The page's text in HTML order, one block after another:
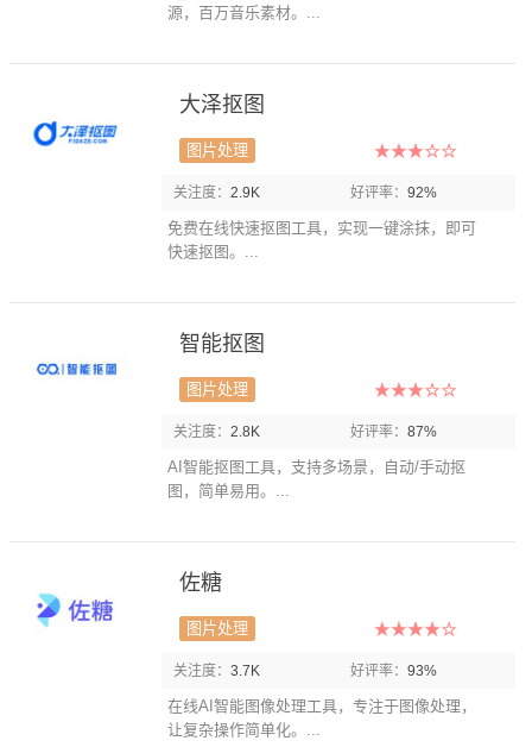
源，百万音乐素材。...
大泽抠图
图片处理
关注度： 2.9K 好评率： 92%
免费在线快速抠图工具，实现一键涂抹，即可
快速抠图。...
智能抠图
图片处理
关注度： 2.8K 好评率： 87%
AI智能抠图工具，支持多场景，自动/手动抠
图，简单易用。...
佐糖
图片处理
关注度： 3.7K 好评率： 93%
在线AI智能图像处理工具，专注于图像处理，
让复杂操作简单化。...